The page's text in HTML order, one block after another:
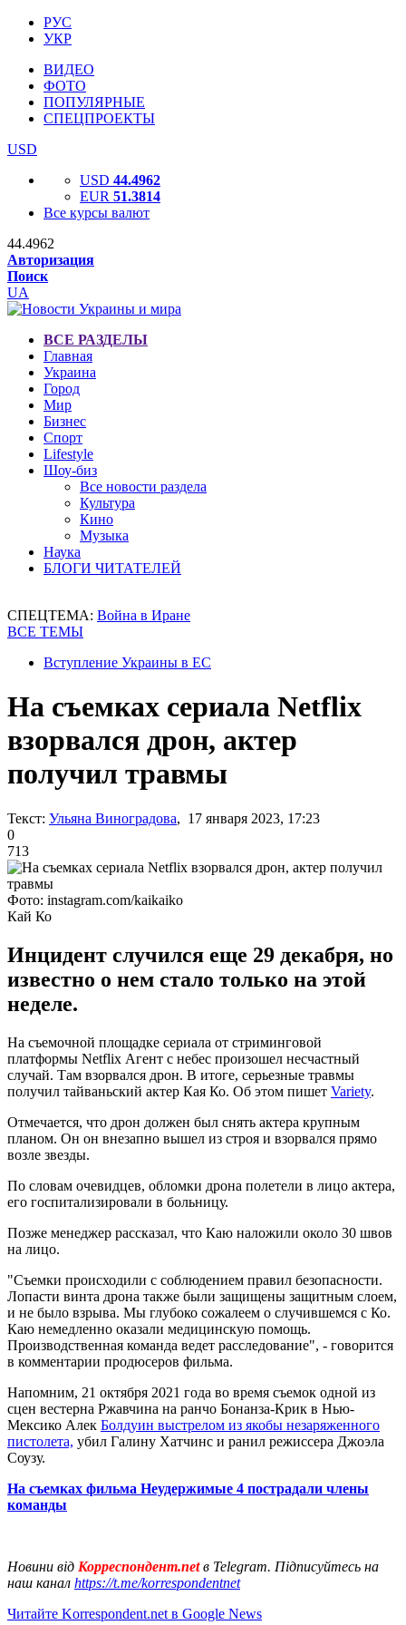
РУС
УКР
ВИДЕО
ФОТО
ПОПУЛЯРНЫЕ
СПЕЦПРОЕКТЫ
USD
USD 44.4962
EUR 51.3814
Все курсы валют
44.4962
Авторизация
Поиск
UA
ВСЕ РАЗДЕЛЫ
Главная
Украина
Город
Мир
Бизнес
Спорт
Lifestyle
Шоу-биз
Все новости раздела
Культура
Кино
Музыка
Наука
БЛОГИ ЧИТАТЕЛЕЙ
СПЕЦТЕМА: Война в Иране
ВСЕ ТЕМЫ
Вступление Украины в ЕС
На съемках сериала Netflix
взорвался дрон, актер
получил травмы
Текст: Ульяна Виноградова, 17 января 2023, 17:23
0
713
Фото: instagram.com/kaikaiko
Кай Ко
Инцидент случился еще 29 декабря, но
известно о нем стало только на этой
неделе.
На съемочной площадке сериала от стриминговой
платформы Netflix Агент с небес произошел несчастный
случай. Там взорвался дрон. В итоге, серьезные травмы
получил тайваньский актер Кая Ко. Об этом пишет Variety.
Отмечается, что дрон должен был снять актера крупным
планом. Он он внезапно вышел из строя и взорвался прямо
возле звезды.
По словам очевидцев, обломки дрона полетели в лицо актера,
его госпитализировали в больницу.
Позже менеджер рассказал, что Каю наложили около 30 швов
на лицо.
"Съемки происходили с соблюдением правил безопасности.
Лопасти винта дрона также были защищены защитным слоем,
и не было взрыва. Мы глубоко сожалеем о случившемся с Ко.
Каю немедленно оказали медицинскую помощь.
Производственная команда ведет расследование", - говорится
в комментарии продюсеров фильма.
Напомним, 21 октября 2021 года во время съемок одной из
сцен вестерна Ржавчина на ранчо Бонанза-Крик в Нью-
Мексико Алек Болдуин выстрелом из якобы незаряженного
пистолета, убил Галину Хатчинс и ранил режиссера Джоэла
Соузу.
На съемках фильма Неудержимые 4 пострадали члены
команды
Новини від Корреспондент.netв Telegram. Підписуйтесь на
наш канал https://t.me/korrespondentnet
Читайте Korrespondent.net в Google News